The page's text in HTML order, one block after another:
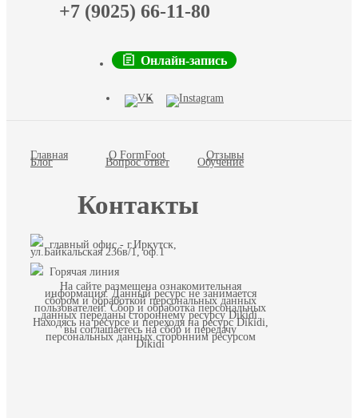
+7 (9025) 66-11-80
Онлайн-запись
Главная О FormFoot Отзывы
Блог Вопрос ответ Обучение
Контакты
главный офис - г.Иркутск,
ул.Байкальская 236в/1, оф.1
Горячая линия
На сайте размещена ознакомительная
информация. Данный ресурс не занимается
сбором и обработкой персональных данных
пользователей. Сбор и обработка персональных
данных переданы стороннему ресурсу Dikidi.
Находясь на ресурсе и переходя на ресурс Dikidi,
вы соглашаетесь на сбор и передачу
персональных данных сторонним ресурсом
Dikidi